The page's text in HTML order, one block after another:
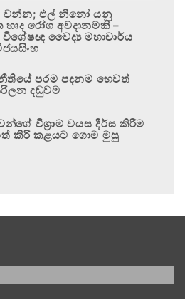
වන්න; එල් නිනෝ යනු
හෘද රෝග අවදානමකි –
විශේෂඥ වෛද්‍ය මහාචාර්ය
පරම පදනම හෙවත්
දඬුවම
විශ්‍රාම වයස දීර්ඝ කිරීම
කිරි කළයට ගොම මුසු